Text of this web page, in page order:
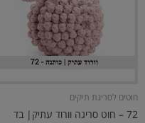
חוטים לסריגת תיקים
72 – חוט סריגה וורוד עתיק| בד